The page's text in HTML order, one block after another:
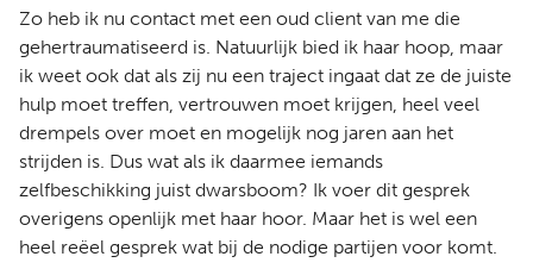
Zo heb ik nu contact met een oud client van me die
gehertraumatiseerd is. Natuurlijk bied ik haar hoop, maar
ik weet ook dat als zij nu een traject ingaat dat ze de juiste
hulp moet treffen, vertrouwen moet krijgen, heel veel
drempels over moet en mogelijk nog jaren aan het
strijden is. Dus wat als ik daarmee iemands
zelfbeschikking juist dwarsboom? Ik voer dit gesprek
overigens openlijk met haar hoor. Maar het is wel een
heel reëel gesprek wat bij de nodige partijen voor komt.